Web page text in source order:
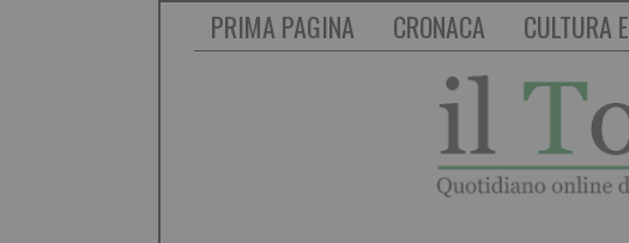
PRIMA PAGINA CRONACA CULTURA